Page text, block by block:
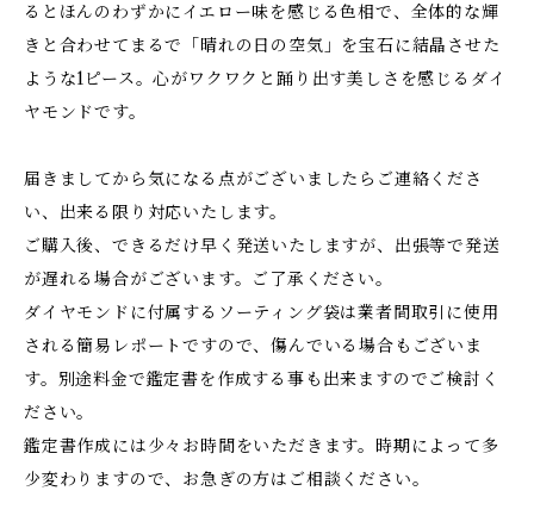
るとほんのわずかにイエロー味を感じる色相で、全体的な輝
きと合わせてまるで「晴れの日の空気」を宝石に結晶させた
ような1ピース。心がワクワクと踊り出す美しさを感じるダイ
ヤモンドです。
届きましてから気になる点がございましたらご連絡くださ
い、出来る限り対応いたします。
ご購入後、できるだけ早く発送いたしますが、出張等で発送
が遅れる場合がございます。ご了承ください。
ダイヤモンドに付属するソーティング袋は業者間取引に使用
される簡易レポートですので、傷んでいる場合もございま
す。別途料金で鑑定書を作成する事も出来ますのでご検討く
ださい。
鑑定書作成には少々お時間をいただきます。時期によって多
少変わりますので、お急ぎの方はご相談ください。